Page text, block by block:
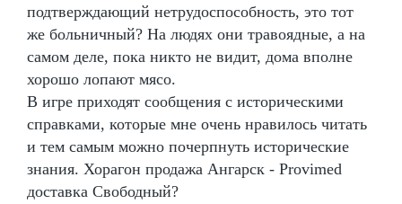
подтверждающий нетрудоспособность, это тот
же больничный? На людях они травоядные, а на
самом деле, пока никто не видит, дома вполне
хорошо лопают мясо.
В игре приходят сообщения с историческими
справками, которые мне очень нравилось читать
и тем самым можно почерпнуть исторические
знания. Хорагон продажа Ангарск - Provimed
доставка Свободный?